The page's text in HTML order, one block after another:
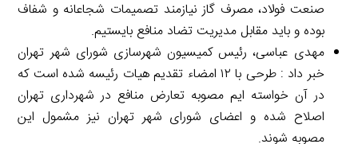
صنعت فولاد، مصرف گاز نیازمند تصمیمات شجاعانه و شفاف
بوده و باید مقابل مدیریت تضاد منافع بایستیم.
مهدی عباسی، رئیس کمیسیون شهرسازی شورای شهر تهران
خبر داد : طرحی با ۱۲ امضاء تقدیم هیات رئیسه شده است که
در آن خواسته ایم مصوبه تعارض منافع در شهرداری تهران
اصلاح شده و اعضای شورای شهر تهران نیز مشمول این
مصوبه شوند.